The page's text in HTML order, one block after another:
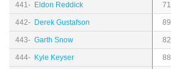
441- Eldon Reddick 71
442- Derek Gustafson 89
443- Garth Snow 82
444- Kyle Keyser 88